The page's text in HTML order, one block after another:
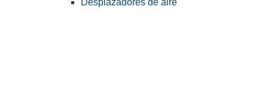
Desplazadores de aire